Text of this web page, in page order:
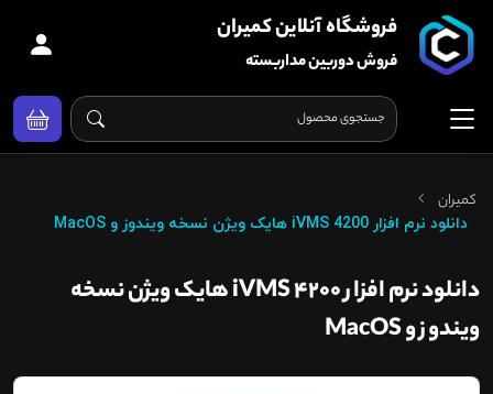
فروشگاه آنلاین کمیران
فروش دوربین مداربسته
کمیران
دانلود نرم افزار iVMS 4200 هایک ویژن نسخه ویندوز و MacOS
دانلود نرم افزار iVMS 4200 هایک ویژن نسخه
ویندوز و MacOS